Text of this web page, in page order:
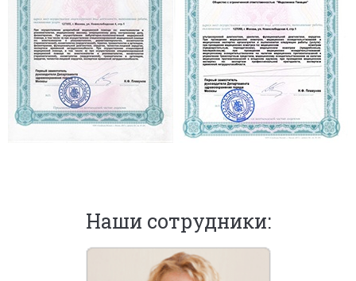
Наши сотрудники: